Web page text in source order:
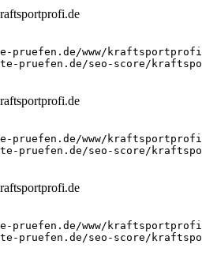
pruefen.de/www/
pruefen.de/seo-score/
pruefen.de/www/
pruefen.de/seo-score/
pruefen.de/www/
pruefen.de/seo-score/